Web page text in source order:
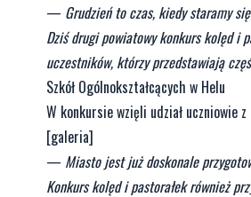
— Grudzień to czas, kiedy staramy
Dziś drugi powiatowy konkurs kolęd i
uczestników, którzy przedstawiają
Szkół Ogólnokształcących w Helu
W konkursie wzięli udział uczniowie
[galeria]
— Miasto jest już doskonale
Konkurs kolęd i pastorałek również